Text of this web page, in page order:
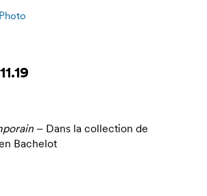
– Dans la collection de
Bachelot